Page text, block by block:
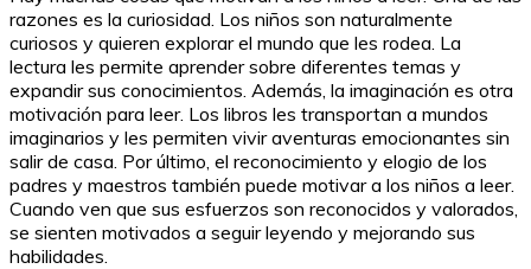
razones es la curiosidad. Los niños son naturalmente
curiosos y quieren explorar el mundo que les rodea. La
lectura les permite aprender sobre diferentes temas y
expandir sus conocimientos. Además, la imaginación es otra
motivación para leer. Los libros les transportan a mundos
imaginarios y les permiten vivir aventuras emocionantes sin
salir de casa. Por último, el reconocimiento y elogio de los
padres y maestros también puede motivar a los niños a leer.
Cuando ven que sus esfuerzos son reconocidos y valorados,
se sienten motivados a seguir leyendo y mejorando sus
habilidades.